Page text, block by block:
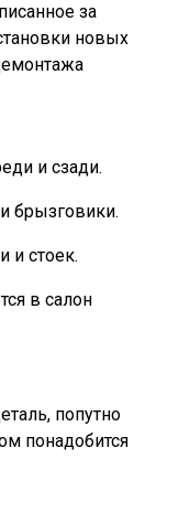
за
новых
и сзади.
брызговики.
и стоек.
в салон
попутно
понадобится